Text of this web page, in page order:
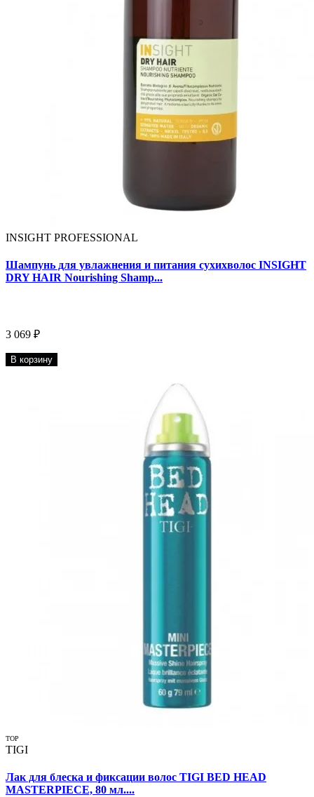
INSIGHT PROFESSIONAL
Шампунь для увлажнения и питания сухихволос INSIGHT
DRY HAIR Nourishing Shamp...
3 069 ₽
В корзину
TOP
TIGI
Лак для блеска и фиксации волос TIGI BED HEAD
MASTERPIECE, 80 мл....